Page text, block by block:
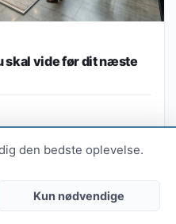
skal vide før dit næste
den bedste oplevelse.
Kun nødvendige